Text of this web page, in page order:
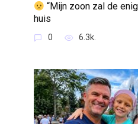
“Mijn zoon zal de
huis
0 6.3k.